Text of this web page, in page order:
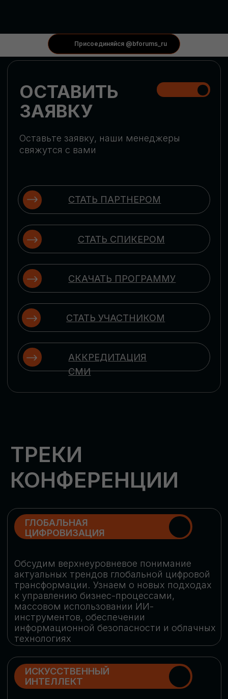
Присоединяйся @bforums_ru
Выясним, как в наши дни уверенно
защищать свой бизнес от киберугроз
ГЛОБАЛЬНАЯ
ЦИФРОВИЗАЦИЯ
актуальных трендов глобальной цифровой
трансформации. Узнаем о новых подходах
массовом использовании ИИ-
инструментов, обеспечении
ИСКУССТВЕННЫЙ
Узнаем как компании адаптируются к
новой ИИ-реальности. Как ИИ-
сотрудники становятся
«полноправными» членами команды, как
ИИ-помощники забирают на себя рутину
и как можно значительно увеличить
производительность без огромных
затрат на нейросети
ЦИФРОВИЗАЦИЯ
МАРКЕТИНГА И ПРОДАЖ
Обменяемся опытом, какие ИИ-решения
в маркетинге и продажах наиболее
рекламными кампаниями показывают
наибольшую эффективность
ЦИФРОВИЗАЦИЯ
УПРАВЛЕНИЯ ПЕРСОНАЛОМ
Рассмотрим управление человеческим
комплексные решения для роста
производительности и кейсы
оптимизации процессов найма,
развития, оценки и удержания
РОБОТИЗАЦИЯ
Узнаем, в каких отраслях ИИ
«материализуется», какие роботы
решают сложные бизнес-задачи, а где
только обсуждают концепции
роботизации и потенциальные бюджеты
на тестирование образцов
ЦИФРОВИЗАЦИЯ
КЛИЕНТСКОГО СЕРВИСА
Разберем кейсы в сфере цифровизации